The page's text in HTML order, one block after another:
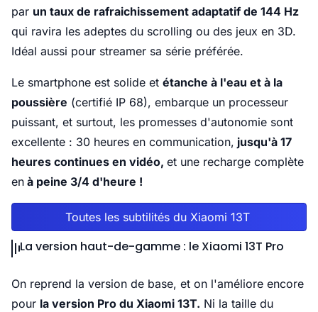
par un taux de rafraichissement adaptatif de 144 Hz
qui ravira les adeptes du scrolling ou des jeux en 3D.
Idéal aussi pour streamer sa série préférée.
Le smartphone est solide et étanche à l'eau et à la
poussière (certifié IP 68), embarque un processeur
puissant, et surtout, les promesses d'autonomie sont
excellente : 30 heures en communication, jusqu'à 17
heures continues en vidéo, et une recharge complète
en à peine 3/4 d'heure !
Toutes les subtilités du Xiaomi 13T
La version haut-de-gamme : le Xiaomi 13T Pro
On reprend la version de base, et on l'améliore encore
pour la version Pro du Xiaomi 13T. Ni la taille du